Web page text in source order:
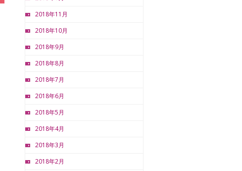
2018年11月
2018年10月
2018年9月
2018年8月
2018年7月
2018年6月
2018年5月
2018年4月
2018年3月
2018年2月